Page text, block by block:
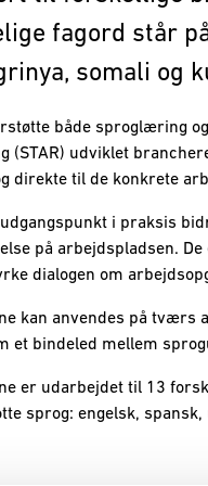
fagord står
somali og
både sproglæring
(STAR) udviklet
direkte til de konkrete
udgangspunkt i praksis
på arbejdspladsen.
dialogen om
kan anvendes på tværs
et bindeled mellem
er udarbejdet til 13
sprog: engelsk,